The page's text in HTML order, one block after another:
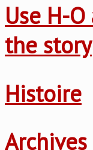
Use H-
the story
Histoire
Archives